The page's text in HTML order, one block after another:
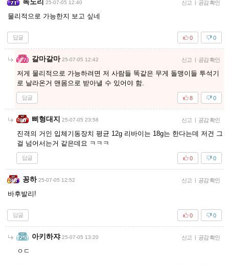
독도리 25-07-05 12:40 신고 | 공감 확인
물리적으로 가능한지 보고 싶네
답글 0
0
갈마갈마 25-07-05 12:42 신고 | 공감 확인
저게 물리적으로 가능하려면 저 사람들 똑같은 무게 돌맹이들 투석기
로 날라온거 맨몸으로 받아낼 수 있어야 함.
답글 0
8
삐형대지 25-07-05 23:58 신고 | 공감 확인
진격의 거인 입체기동장치 평균 12g 리바이는 18g는 한다는데 저건 그
걸 넘어서는거 같은데요 ㅋㅋㅋ
답글 0
0
꽁하 25-07-05 12:52 신고 | 공감 확인
바후발리!
답글 0
0
아키하쟈 25-07-05 13:20 신고 | 공감 확인
ㅇㄷ